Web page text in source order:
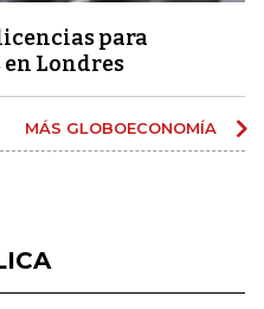
para
Londres
MÁS GLOBOECONOMÍA